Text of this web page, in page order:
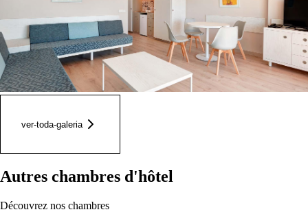
ver-toda-galeria
Autres chambres d'hôtel
Découvrez nos chambres